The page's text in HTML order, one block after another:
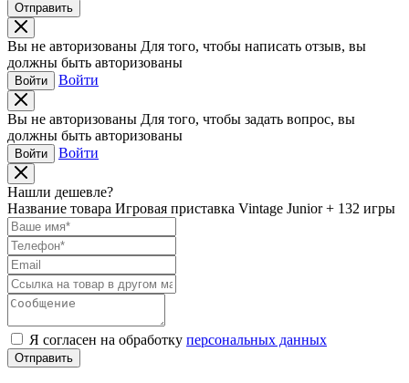
Отправить
Вы не авторизованы Для того, чтобы написать отзыв, вы
должны быть авторизованы
Войти Войти
Вы не авторизованы Для того, чтобы задать вопрос, вы
должны быть авторизованы
Войти Войти
Нашли дешевле?
Название товара Игровая приставка Vintage Junior + 132 игры
Я согласен на обработку персональных данных
Отправить